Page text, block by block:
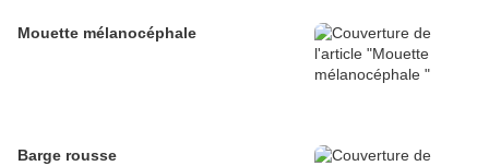
Mouette mélanocéphale
Barge rousse